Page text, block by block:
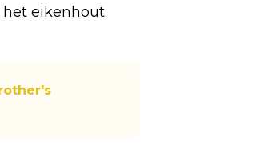
eikenhout.